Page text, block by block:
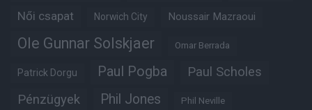
Női csapat Norwich City Noussair Mazraoui
Ole Gunnar Solskjaer Omar Berrada
Patrick Dorgu Paul Pogba Paul Scholes
Pénzügyek Phil Jones Phil Neville